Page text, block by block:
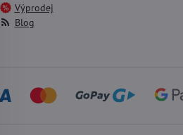
Výprodej
Blog